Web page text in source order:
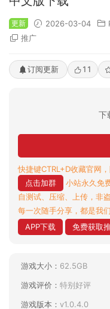
更新 2026-03-04
推广
订阅更新 11
下
快捷键CTRL+D收藏官网
点击加群
小站永久免
自测试、压缩、上传，非
每一次随手分享，都是我
APP下载
免费获取
游戏大小： 62.5GB
游戏评价： 特别好评
游戏版本： v1.0.4.0